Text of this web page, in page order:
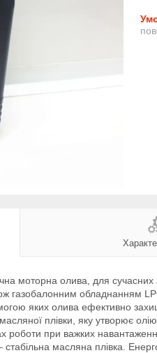
моторна олива, для
газобалонним обладнанням
яких олива ефективно
плівки, яку утворює
при важких
масляна плівка.